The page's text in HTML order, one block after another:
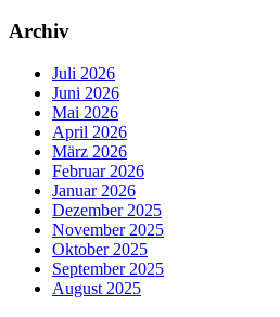
Archiv
Juli 2026
Juni 2026
Mai 2026
April 2026
März 2026
Februar 2026
Januar 2026
Dezember 2025
November 2025
Oktober 2025
September 2025
August 2025